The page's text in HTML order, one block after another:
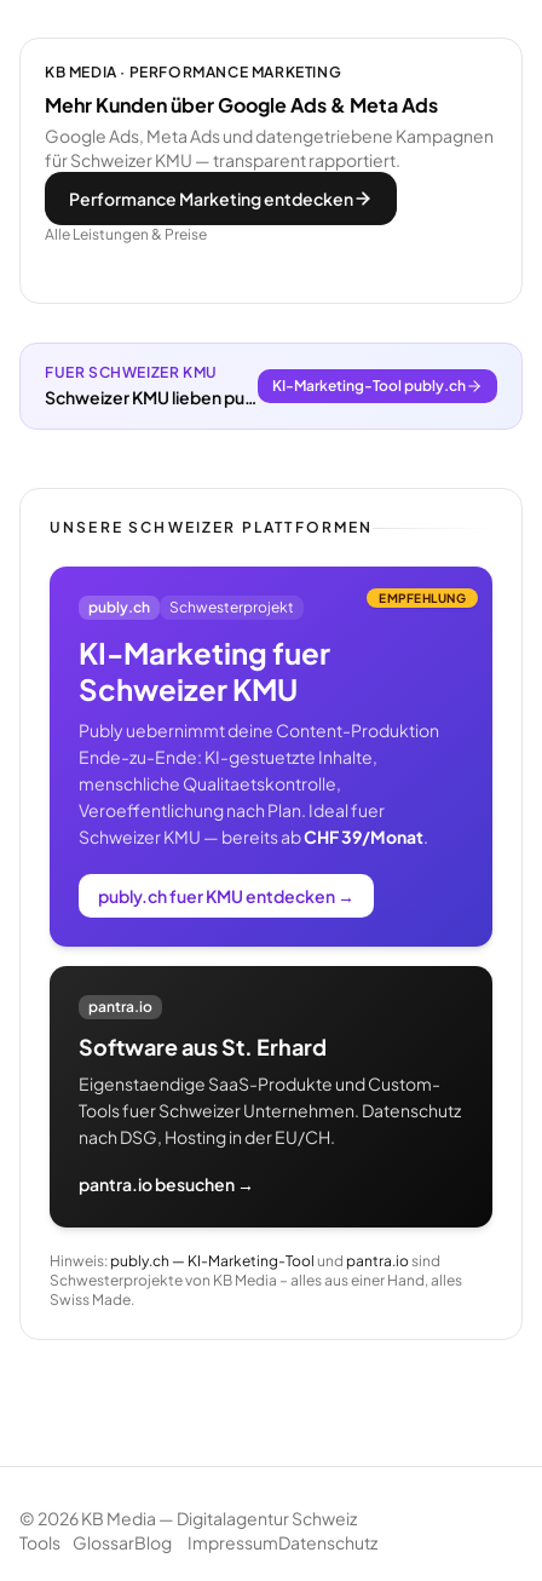
KB MEDIA · PERFORMANCE MARKETING
Mehr Kunden über Google Ads & Meta Ads
Google Ads, Meta Ads und datengetriebene Kampagnen
für Schweizer KMU — transparent rapportiert.
Performance Marketing entdecken
Alle Leistungen & Preise
FUER SCHWEIZER KMU
Schweizer KMU lieben publy.ch.
KI-Marketing-Tool publy.ch
UNSERE SCHWEIZER PLATTFORMEN
EMPFEHLUNG
publy.ch Schwesterprojekt
KI-Marketing fuer
Schweizer KMU
Publy uebernimmt deine Content-Produktion
Ende-zu-Ende: KI-gestuetzte Inhalte,
menschliche Qualitaetskontrolle,
Veroeffentlichung nach Plan. Ideal fuer
Schweizer KMU — bereits abCHF 39/Monat.
publy.ch fuer KMU entdecken →
pantra.io
Software aus St. Erhard
Eigenstaendige SaaS-Produkte und Custom-
Tools fuer Schweizer Unternehmen. Datenschutz
nach DSG, Hosting in der EU/CH.
pantra.io besuchen →
Hinweis: publy.ch — KI-Marketing-Tool und pantra.iosind
Schwesterprojekte von KB Media – alles aus einer Hand, alles
Swiss Made.
© 2026KB Media — Digitalagentur Schweiz
Tools
GlossarBlog ImpressumDatenschutz